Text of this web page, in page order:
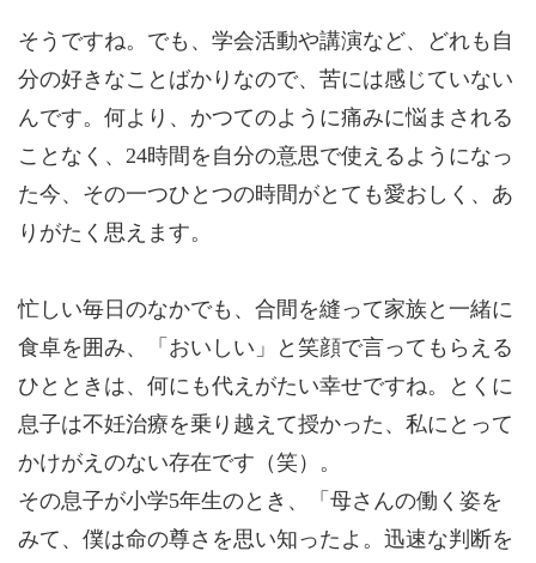
そうですね。でも、学会活動や講演など、どれも自
分の好きなことばかりなので、苦には感じていない
んです。何より、かつてのように痛みに悩まされる
ことなく、24時間を自分の意思で使えるようになっ
た今、その一つひとつの時間がとても愛おしく、あ
りがたく思えます。
忙しい毎日のなかでも、合間を縫って家族と一緒に
食卓を囲み、「おいしい」と笑顔で言ってもらえる
ひとときは、何にも代えがたい幸せですね。とくに
息子は不妊治療を乗り越えて授かった、私にとって
かけがえのない存在です（笑）。
その息子が小学5年生のとき、「母さんの働く姿を
みて、僕は命の尊さを思い知ったよ。迅速な判断を